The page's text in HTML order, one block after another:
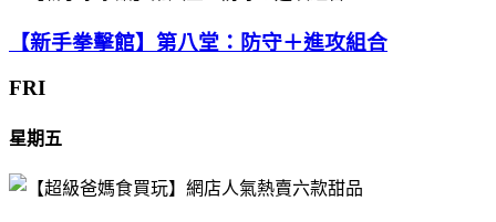
【新手拳擊館】第八堂：防守＋進攻組合
FRI
星期五